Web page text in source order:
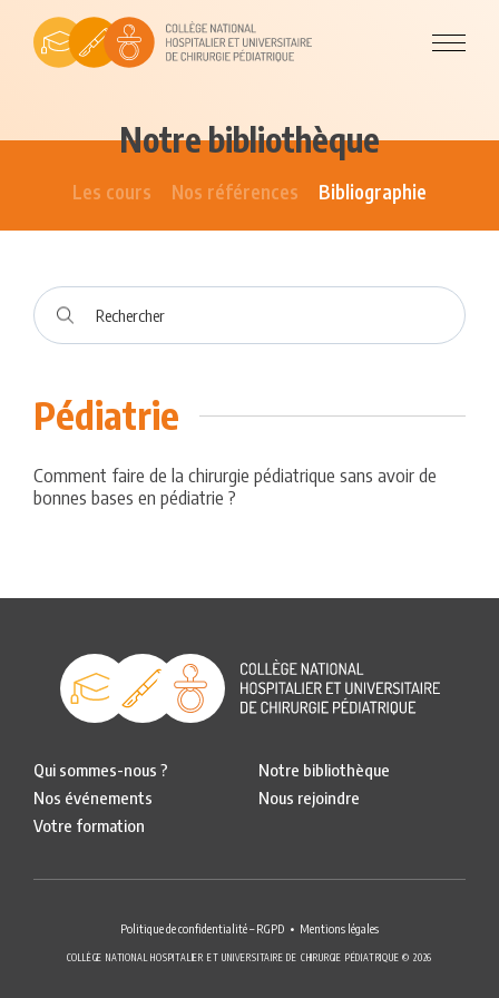
Notre bibliothèque
Les cours Nos références Bibliographie
Pédiatrie
Comment faire de la chirurgie pédiatrique sans avoir de
bonnes bases en pédiatrie ?
Qui sommes-nous ?
Nos événements
Votre formation
Notre bibliothèque
Nous rejoindre
Politique de confidentialité – RGPD Mentions légales
COLLÈGE NATIONAL HOSPITALIER ET UNIVERSITAIRE DE CHIRURGIE PÉDIATRIQUE © 2026